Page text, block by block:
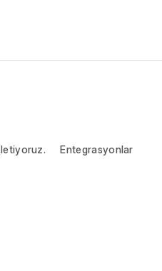
Entegrasyonlar